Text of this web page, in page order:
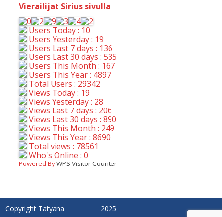
Vierailijat Sirius sivulla
Users Today : 10
Users Yesterday : 19
Users Last 7 days : 136
Users Last 30 days : 535
Users This Month : 167
Users This Year : 4897
Total Users : 29342
Views Today : 19
Views Yesterday : 28
Views Last 7 days : 206
Views Last 30 days : 890
Views This Month : 249
Views This Year : 8690
Total views : 78561
Who's Online : 0
Powered ByWPS Visitor Counter
Copyright Tatyana 2025